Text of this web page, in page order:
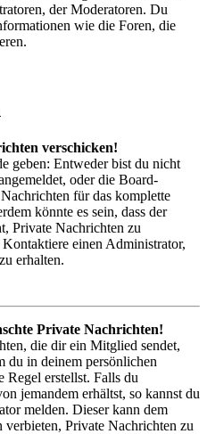
der Moderatoren. Du
wie die Foren, die
verschicken!
geben: Entweder bist du nicht
oder die Board-
für das komplette
könnte es sein, dass der
Private Nachrichten zu
einen Administrator,
erhalten.
Private Nachrichten!
die dir ein Mitglied sendet,
du in deinem persönlichen
Regel erstellst. Falls du
jemandem erhältst, so kannst du
melden. Dieser kann dem
Private Nachrichten zu